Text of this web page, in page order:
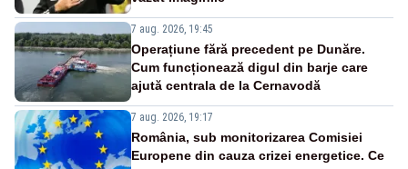
7 aug. 2026, 19:45
Operațiune fără precedent pe Dunăre.
Cum funcționează digul din barje care
ajută centrala de la Cernavodă
7 aug. 2026, 19:17
România, sub monitorizarea Comisiei
Europene din cauza crizei energetice. Ce